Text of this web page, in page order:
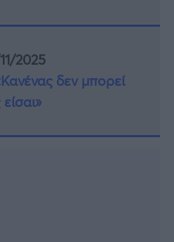
2025
δεν μπορεί